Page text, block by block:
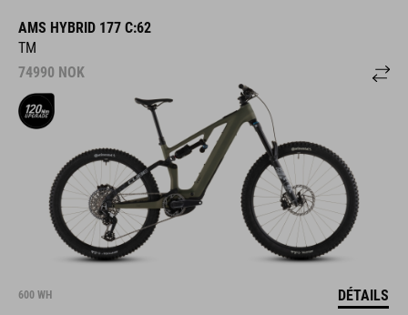
AMS HYBRID 177 C:62
TM
74990 NOK
600 WH DÉTAILS